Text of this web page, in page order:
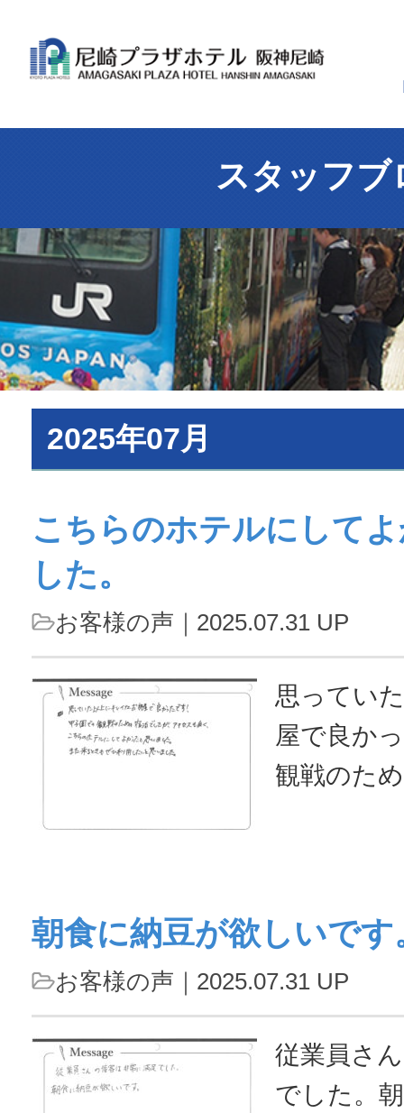
スタッフブ
2025年07月
こちらのホテルにして
した。
お客様の声 ｜2025.07.31 UP
思ってい
屋で良か
観戦のた
と思いま
朝食に納豆が欲しいです
お客様の声 ｜2025.07.31 UP
従業員さ
でした。